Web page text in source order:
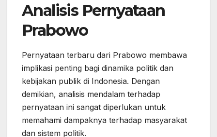
Analisis Pernyataan
Prabowo
Pernyataan terbaru dari Prabowo membawa
implikasi penting bagi dinamika politik dan
kebijakan publik di Indonesia. Dengan
demikian, analisis mendalam terhadap
pernyataan ini sangat diperlukan untuk
memahami dampaknya terhadap masyarakat
dan sistem politik.